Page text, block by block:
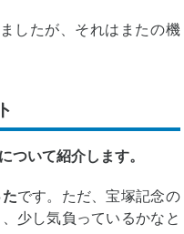
したが、それはまたの機
ついて紹介します。
です。ただ、宝塚記念の
少し気負っているかなと